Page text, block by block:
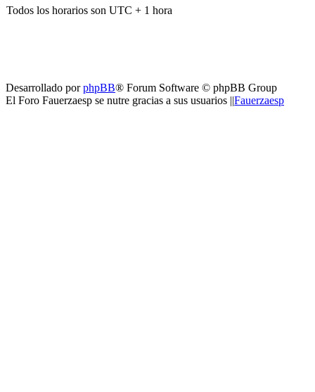
Todos los horarios son UTC + 1 hora
Desarrollado porphpBB® Forum Software © phpBB Group
El Foro Fauerzaesp se nutre gracias a sus usuarios ||Fauerzaesp